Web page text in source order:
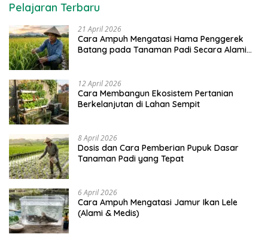
Pelajaran Terbaru
21 April 2026
Cara Ampuh Mengatasi Hama Penggerek
Batang pada Tanaman Padi Secara Alami
12 April 2026
Cara Membangun Ekosistem Pertanian
Berkelanjutan di Lahan Sempit
8 April 2026
Dosis dan Cara Pemberian Pupuk Dasar
Tanaman Padi yang Tepat
6 April 2026
Cara Ampuh Mengatasi Jamur Ikan Lele
(Alami & Medis)